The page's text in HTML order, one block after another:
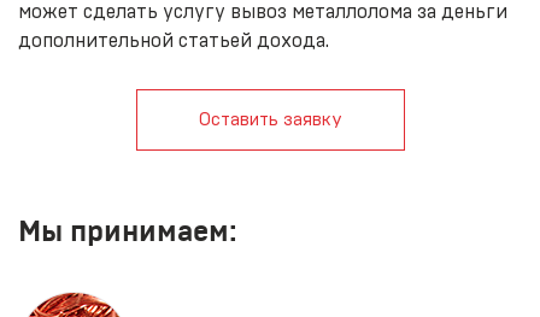
может сделать услугу вывоз металлолома за деньги
дополнительной статьей дохода.
Оставить заявку
Мы принимаем: